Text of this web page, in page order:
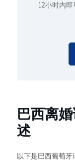
12小时内
巴西离
述
以下是巴西葡萄牙